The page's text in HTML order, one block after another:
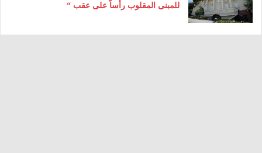
للمبنى المقلوب رأساً على عقب “